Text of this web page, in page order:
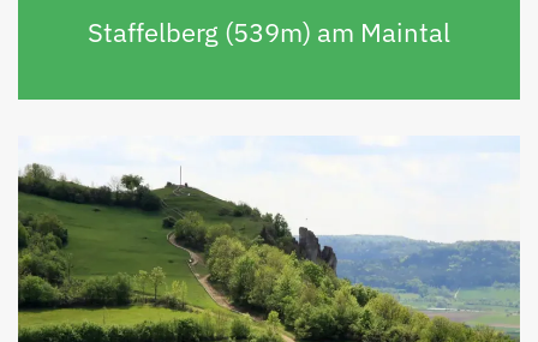
Staffelberg (539m) am Maintal